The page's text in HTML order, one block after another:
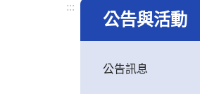
:::
公告與活動
公告訊息